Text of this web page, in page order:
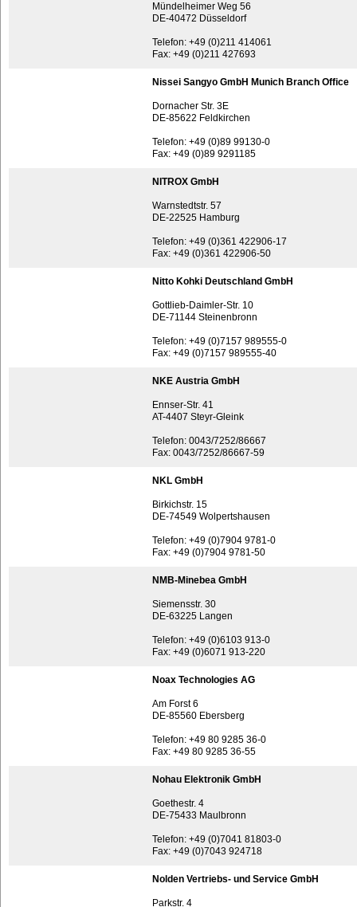
Mündelheimer Weg 56
DE-40472 Düsseldorf
Telefon: +49 (0)211 414061
Fax: +49 (0)211 427693
Nissei Sangyo GmbH Munich Branch Office
Dornacher Str. 3E
DE-85622 Feldkirchen
Telefon: +49 (0)89 99130-0
Fax: +49 (0)89 9291185
NITROX GmbH
Warnstedtstr. 57
DE-22525 Hamburg
Telefon: +49 (0)361 422906-17
Fax: +49 (0)361 422906-50
Nitto Kohki Deutschland GmbH
Gottlieb-Daimler-Str. 10
DE-71144 Steinenbronn
Telefon: +49 (0)7157 989555-0
Fax: +49 (0)7157 989555-40
NKE Austria GmbH
Ennser-Str. 41
AT-4407 Steyr-Gleink
Telefon: 0043/7252/86667
Fax: 0043/7252/86667-59
NKL GmbH
Birkichstr. 15
DE-74549 Wolpertshausen
Telefon: +49 (0)7904 9781-0
Fax: +49 (0)7904 9781-50
NMB-Minebea GmbH
Siemensstr. 30
DE-63225 Langen
Telefon: +49 (0)6103 913-0
Fax: +49 (0)6071 913-220
Noax Technologies AG
Am Forst 6
DE-85560 Ebersberg
Telefon: +49 80 9285 36-0
Fax: +49 80 9285 36-55
Nohau Elektronik GmbH
Goethestr. 4
DE-75433 Maulbronn
Telefon: +49 (0)7041 81803-0
Fax: +49 (0)7043 924718
Nolden Vertriebs- und Service GmbH
Parkstr. 4